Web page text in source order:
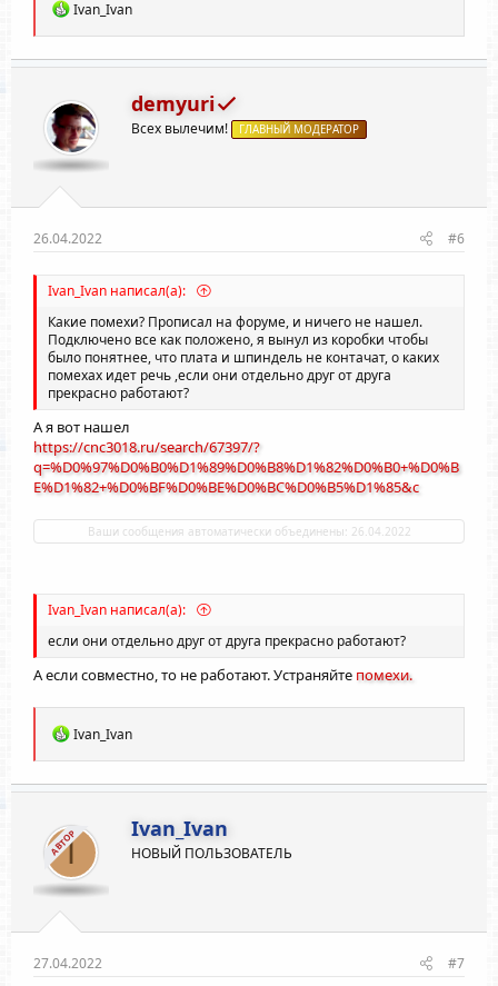
Р
а
к
и
и
:
Ivan_Ivan
demyuri
Всех вылечим! ГЛАВНЫЙ МОДЕРАТОР
26.04.2022 #6
Ivan_Ivan написал(а):
Какие помехи? Прописал на форуме, и ничего не нашел.
Подключено все как положено, я вынул из коробки чтобы
было понятнее, что плата и шпиндель не контачат, о каких
помехах идет речь ,если они отдельно друг от друга
прекрасно работают?
А я вот нашел
https://cnc3018.ru/search/67397/?
q=%D0%97%D0%B0%D1%89%D0%B8%D1%82%D0%B0+%D0%B
E%D1%82+%D0%BF%D0%BE%D0%BC%D0%B5%D1%85&c
Ваши сообщения автоматически объединены: 26.04.2022
Ivan_Ivan написал(а):
если они отдельно друг от друга прекрасно работают?
А если совместно, то не работают. Устраняйте помехи.
Р
а
к
и
и
Ivan_Ivan
АВТОР
I
Ivan_Ivan
НОВЫЙ ПОЛЬЗОВАТЕЛЬ
27.04.2022 #7